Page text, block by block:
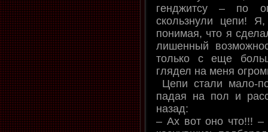
генджитсу – по
скользнули цепи!
понимая, что я
лишенный
только с еще
глядел на меня
Цепи стали мало-
падая на пол и
назад:
– Ах вот оно что!!! –